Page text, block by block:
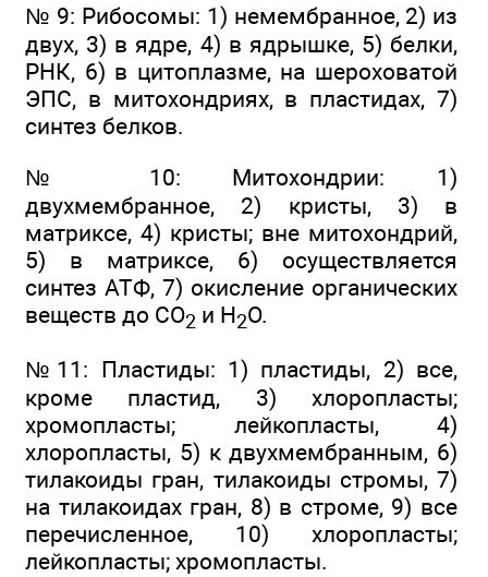
№ 9: Рибосомы: 1) немембранное, 2) из
двух, 3) в ядре, 4) в ядрышке, 5) белки,
РНК, 6) в цитоплазме, на шероховатой
ЭПС, в митохондриях, в пластидах, 7)
синтез белков.
№ 10: Митохондрии: 1)
двухмембранное, 2) кристы, 3) в
матриксе, 4) кристы; вне митохондрий,
5) в матриксе, 6) осуществляется
синтез АТФ, 7) окисление органических
веществ до СO2 и Н2O.
№11: Пластиды: 1) пластиды, 2) все,
кроме пластид, 3) хлоропласты;
хромопласты; лейкопласты, 4)
хлоропласты, 5) к двухмембранным, 6)
тилакоиды гран, тилакоиды стромы, 7)
на тилакоидах гран, 8) в строме, 9) все
перечисленное, 10) хлоропласты;
лейкопласты; хромопласты.